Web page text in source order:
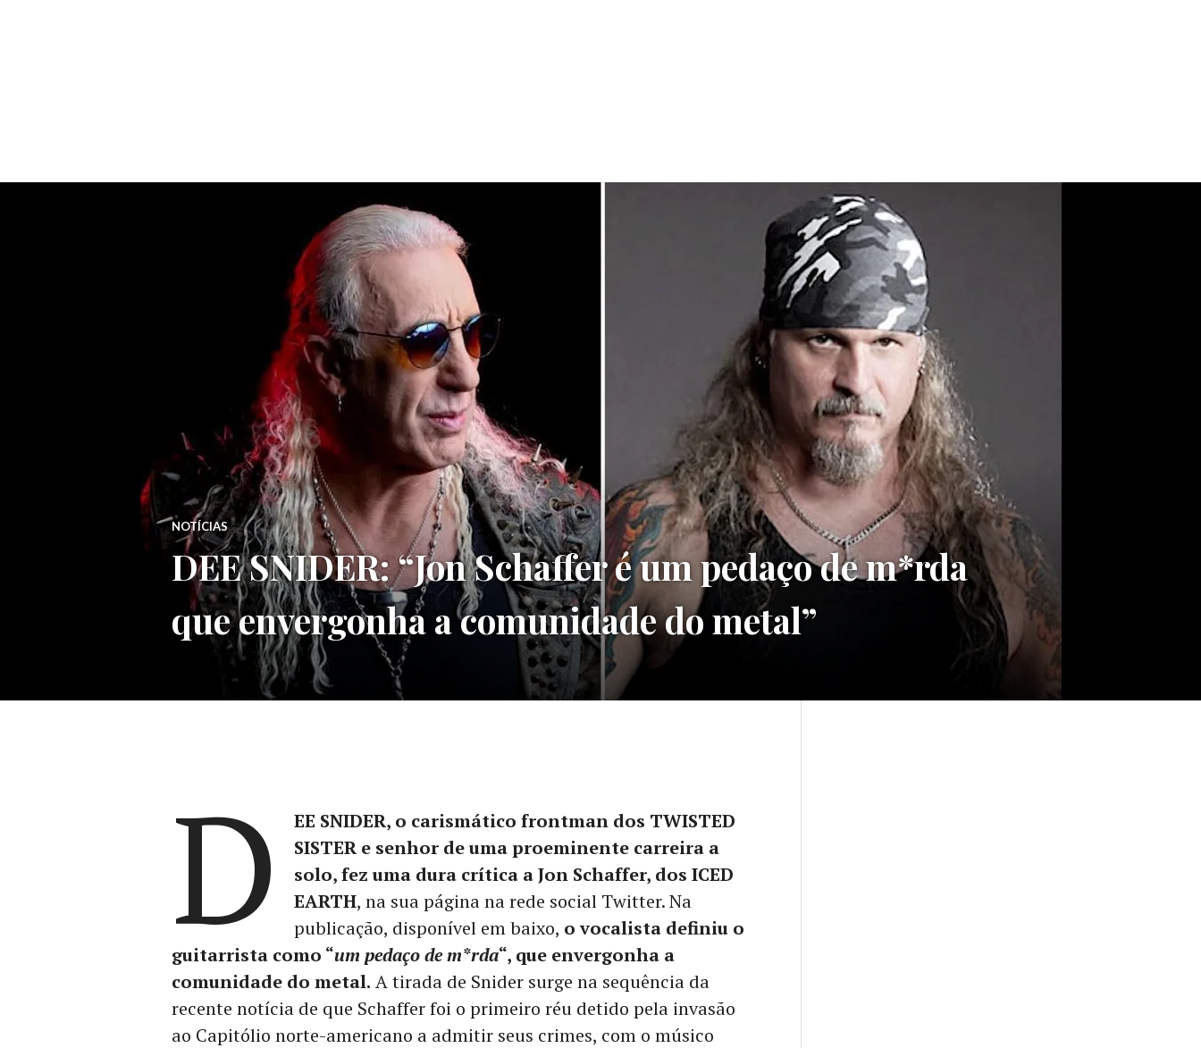
NOTÍCIAS
DEE SNIDER: “Jon Schaffer é um pedaço de m*rda
que envergonha a comunidade do metal”
D
EE SNIDER, o carismático frontman dos TWISTED
SISTER e senhor de uma proeminente carreira a
solo, fez uma dura crítica a Jon Schaffer, dos ICED
EARTH, na sua página na rede social Twitter. Na
publicação, disponível em baixo, o vocalista definiu o
guitarrista como “um pedaço de m*rda“, que envergonha a
comunidade do metal. A tirada de Snider surge na sequência da
recente notícia de que Schaffer foi o primeiro réu detido pela invasão
ao Capitólio norte-americano a admitir seus crimes, com o músico